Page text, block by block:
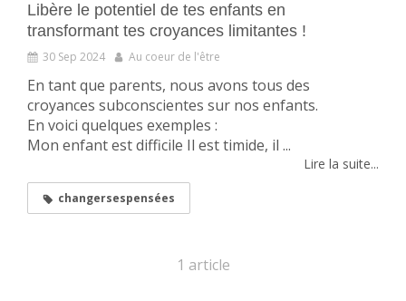
Libère le potentiel de tes enfants en
transformant tes croyances limitantes !
30 Sep 2024 Au coeur de l'être
En tant que parents, nous avons tous des
croyances subconscientes sur nos enfants.
En voici quelques exemples :
Mon enfant est difficile Il est timide, il ...
Lire la suite...
changersespensées
1 article